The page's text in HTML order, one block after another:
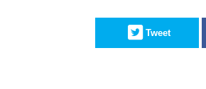
Tweet